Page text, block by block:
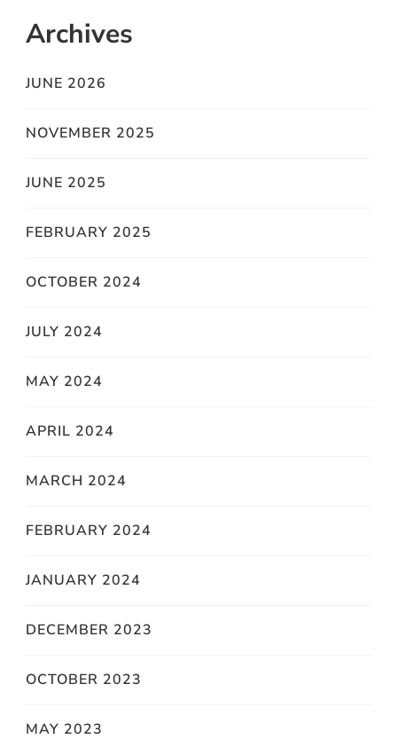
Archives
JUNE 2026
NOVEMBER 2025
JUNE 2025
FEBRUARY 2025
OCTOBER 2024
JULY 2024
MAY 2024
APRIL 2024
MARCH 2024
FEBRUARY 2024
JANUARY 2024
DECEMBER 2023
OCTOBER 2023
MAY 2023